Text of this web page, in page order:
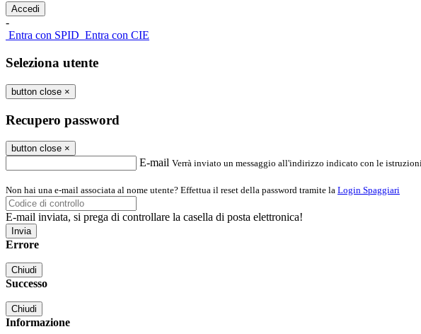
-
Entra con SPID Entra con CIE
Seleziona utente
button close ×
Recupero password
button close ×
E-mail Verrà inviato un messaggio all'indirizzo indicato con le istruzioni
Non hai una e-mail associata al nome utente? Effettua il reset della password tramite la Login Spaggiari
E-mail inviata, si prega di controllare la casella di posta elettronica!
Errore
Chiudi
Successo
Chiudi
Informazione